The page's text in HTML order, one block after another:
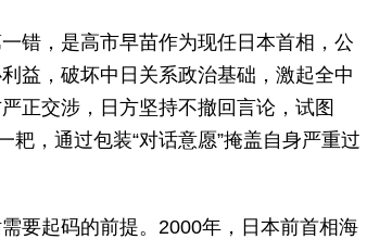
错，是高市早苗作为现任日本首相，公
益，破坏中日关系政治基础，激起全中
正交涉，日方坚持不撤回言论，试图
耙，通过包装“对话意愿”掩盖自身严重过
要起码的前提。2000年，日本前首相海